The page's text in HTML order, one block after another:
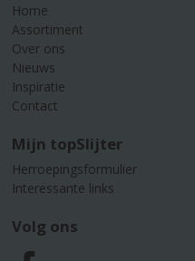
Home
Assortiment
Over ons
Nieuws
Inspiratie
Contact
Mijn topSlijter
Herroepingsformulier
Interessante links
Volg ons